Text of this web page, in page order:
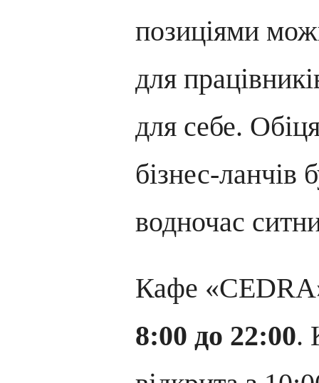
позиціями
для
для себе.
бізнес-ланчів
водночас
Кафе
8:00 до 22:00.